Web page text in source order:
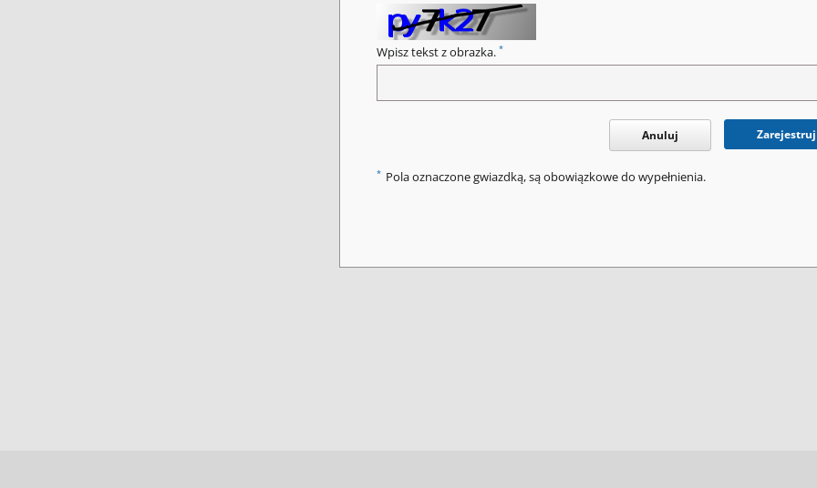
Wpisz tekst z obrazka. *
Anuluj Zarejestruj
* Pola oznaczone gwiazdką, są obowiązkowe do wypełnienia.